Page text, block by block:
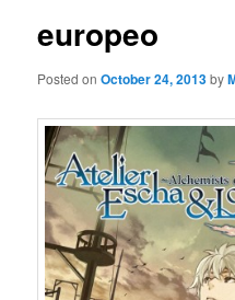
europeo
Posted onOctober 24, 2013by